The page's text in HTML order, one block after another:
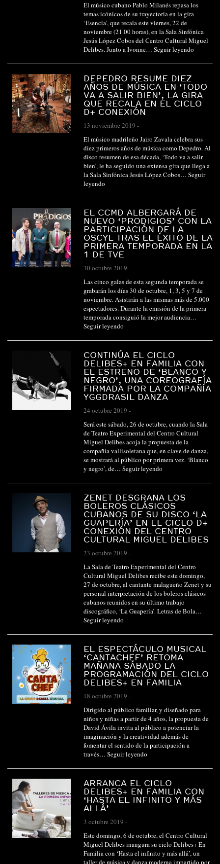
El músico cubano Pablo Milanés repasa los
temas icónicos de su trayectoria en la gira
‘Esencia’, que recala este viernes, 22 de
noviembre (21.00 horas), en la Sala Sinfónica
Jesús López Cobos del Centro Cultural Miguel
Delibes. Junto a Ivonne… Seguir leyendo
DEPEDRO RESUME DIEZ
AÑOS DE MÚSICA EN ‘TODO
VA A SALIR BIEN’, LA GIRA
QUE RECALA EN EL CICLO
D+ CONEXIÓN
13 noviembre 2019 -
El músico madrileño Jairo Zavala celebra sus
diez primeros años de música como Depedro. Al
disco resumen de esa década, ‘Todo va a salir
bien’, le ha seguido una extensa gira que llega a
la Sala Sinfónica Jesús López Cobos… Seguir
leyendo
EL CCMD ALBERGARÁ DE
NUEVO ‘PRODIGIOS’ CON LA
PARTICIPACIÓN DE LA
OSCYL TRAS EL ÉXITO DE LA
PRIMERA TEMPORADA EN LA
1 DE TVE
30 octubre 2019 -
Las cinco galas de esta segunda temporada se
grabarán los días 30 de octubre, 1, 3, 5 y 7 de
noviembre. Asistirán a las mismas más de 5.000
espectadores. Durante la emisión de la primera
temporada consiguió la mejor audiencia…
Seguir leyendo
CONTINÚA EL CICLO
DELIBES+ EN FAMILIA CON
EL ESTRENO DE ‘BLANCO Y
NEGRO’, UNA COREOGRAFÍA
FIRMADA POR LA COMPAÑÍA
YGGDRASIL DANZA
24 octubre 2019 -
Será este sábado, 26 de octubre, cuando la Sala
de Teatro Experimental del Centro Cultural
Miguel Delibes acoja la propuesta de la
compañía vallisoletana que, en clave de danza,
se mostrará al público por primera vez. ‘Blanco
y negro’, de… Seguir leyendo
ZENET DESGRANA LOS
BOLEROS CLÁSICOS
CUBANOS DE SU DISCO ‘LA
GUAPERÍA’ EN EL CICLO D+
CONEXIÓN DEL CENTRO
CULTURAL MIGUEL DELIBES
23 octubre 2019 -
La Sala de Teatro Experimental del Centro
Cultural Miguel Delibes recibe este domingo,
27 de octubre, al cantante malagueño Zenet y su
personal interpretación de los boleros clásicos
cubanos reunidos en su último trabajo
discográfico, ‘La Guapería’. Letras de Bola…
Seguir leyendo
EL ESPECTÁCULO MUSICAL
‘CANTACHEF’ RETOMA
MAÑANA SÁBADO LA
PROGRAMACIÓN DEL CICLO
DELIBES+ EN FAMILIA
18 octubre 2019 -
Dirigido al público familiar, y diseñado para
niños y niñas a partir de 4 años, la propuesta de
David Ávila invita al público a potenciar la
imaginación y la creatividad además de
fomentar el sentido de la participación a
través… Seguir leyendo
ARRANCA EL CICLO
DELIBES+ EN FAMILIA CON
‘HASTA EL INFINITO Y MÁS
ALLÁ’
3 octubre 2019 -
Este domingo, 6 de octubre, el Centro Cultural
Miguel Delibes inaugura su ciclo Delibes+ En
Familia con ‘Hasta el infinito y más allá’, un
taller de música y danza moderna impartido por